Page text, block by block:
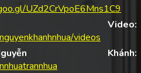
UZd2CrVpoE6Mns1C9
Video:
videos
Khánh: